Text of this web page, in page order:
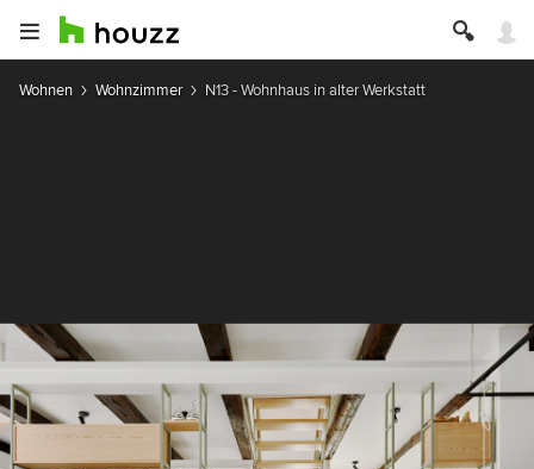
Wohnen Wohnzimmer N13 - Wohnhaus in alter Werkstatt